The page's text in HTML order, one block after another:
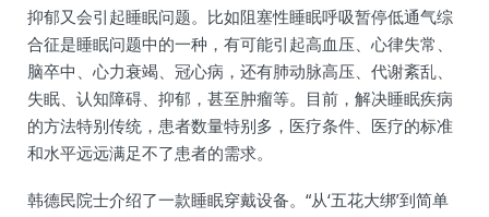
抑郁又会引起睡眠问题。比如阻塞性睡眠呼吸暂停低通气综
合征是睡眠问题中的一种，有可能引起高血压、心律失常、
脑卒中、心力衰竭、冠心病，还有肺动脉高压、代谢紊乱、
失眠、认知障碍、抑郁，甚至肿瘤等。目前，解决睡眠疾病
的方法特别传统，患者数量特别多，医疗条件、医疗的标准
和水平远远满足不了患者的需求。
韩德民院士介绍了一款睡眠穿戴设备。“从‘五花大绑’到简单